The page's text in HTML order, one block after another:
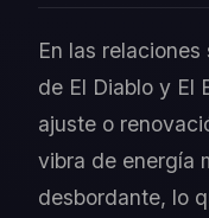
En las
de El Diablo y El
ajuste o
vibra de energía
desbordante, lo